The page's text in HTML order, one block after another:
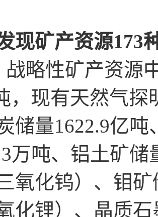
现矿产资源173
战略性矿产资源
，现有天然气探
储量1622.9亿
万吨、铝土矿储
氧化钨）、钼
化锂）、晶质